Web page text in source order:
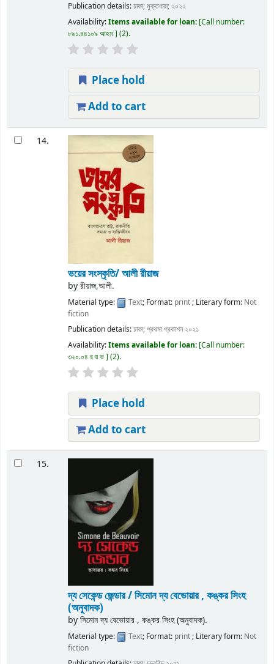
Publication details:ঢাকা;মুক্তধারা; ২০২২
Availability:Items available for loan: Call number:
৮৯১.৪৪১০৯ আহম (2).
Place hold
Add to cart
14.
ভয়ের সংস্কৃতি/ আলী রীয়াজ
byরীয়াজ,আলী.
Material type: Text; Format: print; Literary form: Not
fiction
Publication details:ঢাকা;প্রথমা প্রকাশন ২০২১
Availability:Items available for loan: Call number:
৩২০.০৪ র য় ভ (2).
Place hold
Add to cart
15.
দ্য সেকেন্ড জেন্ডার / সিমোন দ্য বেভোয়ার , কঙ্কর সিংহ
(অনুবাদক)
byসিমোন দ্য বেভোয়ার , কঙ্কর সিংহ (অনুবাদক).
Material type: Text; Format: print; Literary form: Not
fiction